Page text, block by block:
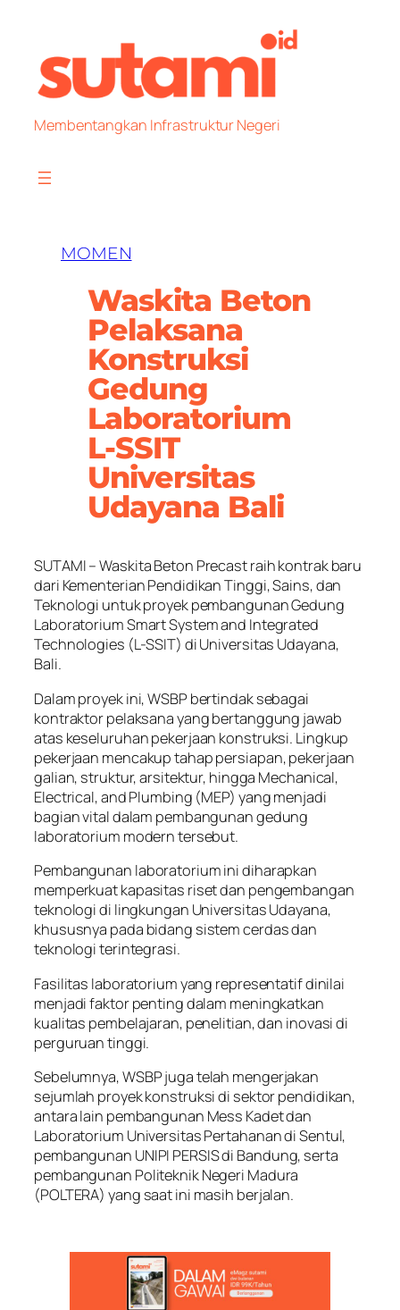
content
Membentangkan Infrastruktur Negeri
MOMEN
Waskita Beton
Pelaksana
Konstruksi
Gedung
Laboratorium
L-SSIT
Universitas
Udayana Bali
SUTAMI – Waskita Beton Precast raih kontrak baru
dari Kementerian Pendidikan Tinggi, Sains, dan
Teknologi untuk proyek pembangunan Gedung
Laboratorium Smart System and Integrated
Technologies (L-SSIT) di Universitas Udayana,
Bali.
Dalam proyek ini, WSBP bertindak sebagai
kontraktor pelaksana yang bertanggung jawab
atas keseluruhan pekerjaan konstruksi. Lingkup
pekerjaan mencakup tahap persiapan, pekerjaan
galian, struktur, arsitektur, hingga Mechanical,
Electrical, and Plumbing (MEP) yang menjadi
bagian vital dalam pembangunan gedung
laboratorium modern tersebut.
Pembangunan laboratorium ini diharapkan
memperkuat kapasitas riset dan pengembangan
teknologi di lingkungan Universitas Udayana,
khususnya pada bidang sistem cerdas dan
teknologi terintegrasi.
Fasilitas laboratorium yang representatif dinilai
menjadi faktor penting dalam meningkatkan
kualitas pembelajaran, penelitian, dan inovasi di
perguruan tinggi.
Sebelumnya, WSBP juga telah mengerjakan
sejumlah proyek konstruksi di sektor pendidikan,
antara lain pembangunan Mess Kadet dan
Laboratorium Universitas Pertahanan di Sentul,
pembangunan UNIPI PERSIS di Bandung, serta
pembangunan Politeknik Negeri Madura
(POLTERA) yang saat ini masih berjalan.